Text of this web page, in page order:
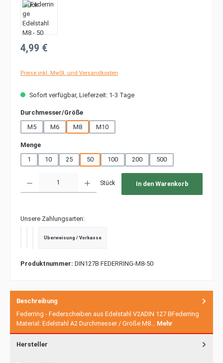
Regulärer Preis:
4,99 €
Preise inkl. MwSt. und Versandkosten
Sofort verfügbar, Lieferzeit: 1-3 Tage
Durchmesser/Größeauswählen
M5
M6 M8 M10
Mengeauswählen
1
10 25 50 100 200 500
Stück In den Warenkorb
Unsere Zahlungsarten:
Überweisung / Vorkasse
Produktnummer: DIN127B FEDERRING-M8-50
Beschreibung
Federring - Federscheiben aus Edelstahl V2ADIN 127 BFederring
Material: Edelstahl A2 Durchmesser / Größe M8… Mehr
Hersteller